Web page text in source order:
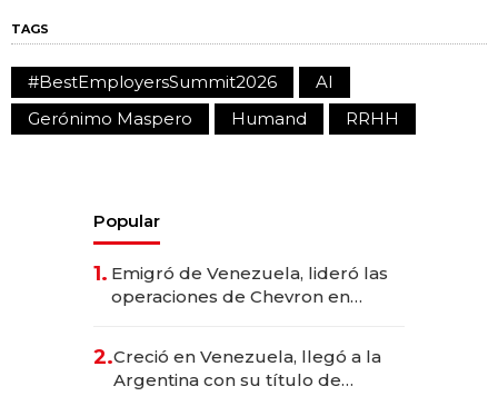
TAGS
#BestEmployersSummit2026
AI
Gerónimo Maspero
Humand RRHH
Popular
1. Emigró de Venezuela, lideró las
operaciones de Chevron en
2.Creció en Venezuela, llegó a la
Argentina con su título de